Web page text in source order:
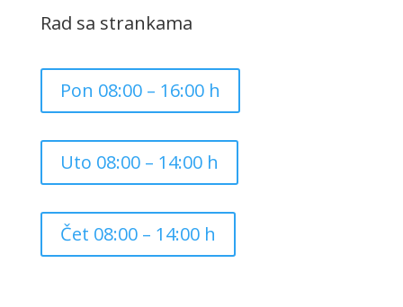
Rad sa strankama
Pon 08:00 – 16:00 h
Uto 08:00 – 14:00 h
Čet 08:00 – 14:00 h